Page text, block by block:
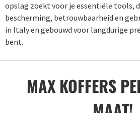
opslag zoekt voor je essentiële tools,
bescherming, betrouwbaarheid en
in Italy en gebouwd voor langdurige
bent.
MAX KOFFERS